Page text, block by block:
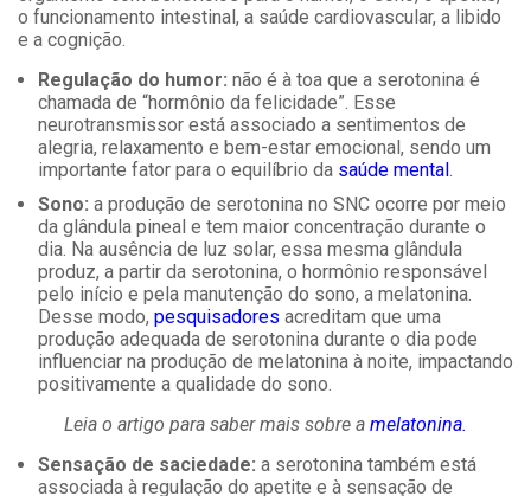
o funcionamento intestinal, a saúde cardiovascular, a libido
e a cognição.
Regulação do humor: não é à toa que a serotonina é
chamada de “hormônio da felicidade”. Esse
neurotransmissor está associado a sentimentos de
alegria, relaxamento e bem-estar emocional, sendo um
importante fator para o equilíbrio da saúde mental.
Sono: a produção de serotonina no SNC ocorre por meio
da glândula pineal e tem maior concentração durante o
dia. Na ausência de luz solar, essa mesma glândula
produz, a partir da serotonina, o hormônio responsável
pelo início e pela manutenção do sono, a melatonina.
Desse modo, pesquisadores acreditam que uma
produção adequada de serotonina durante o dia pode
influenciar na produção de melatonina à noite, impactando
positivamente a qualidade do sono.
Leia o artigo para saber mais sobre a melatonina.
Sensação de saciedade: a serotonina também está
associada à regulação do apetite e à sensação de